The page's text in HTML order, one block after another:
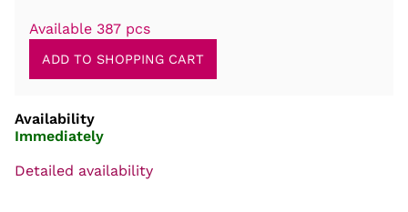
Available 387 pcs
Availability
Immediately
Detailed availability